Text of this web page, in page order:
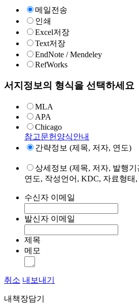
메일전송
인쇄
Excel저장
Text저장
EndNote / Mendeley
RefWorks
서지정보의 형식을 선택하세요
MLA
APA
Chicago
참고문헌양식안내
간략정보 (제목, 저자, 연도)
상세정보 (제목, 저자, 발행
연도, 작성언어, KDC, 자료형태
수신자 이메일
발신자 이메일
제목
메모
취소 내보내기
내책장담기